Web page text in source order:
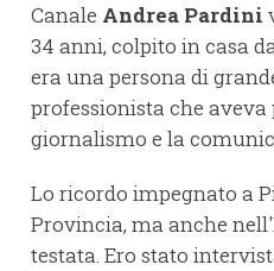
Canale Andrea Pardini
34 anni, colpito in casa
era una persona di
professionista che aveva
giornalismo e la
Lo ricordo impegnato a
Provincia, ma anche
testata. Ero stato